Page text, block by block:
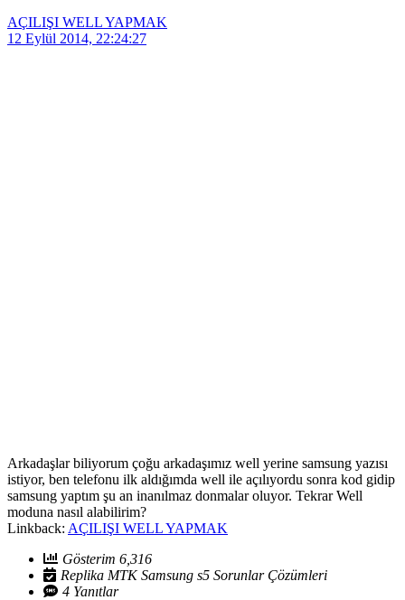
AÇILIŞI WELL YAPMAK
12 Eylül 2014, 22:24:27
Arkadaşlar biliyorum çoğu arkadaşımız well yerine samsung yazısı
istiyor, ben telefonu ilk aldığımda well ile açılıyordu sonra kod gidip
samsung yaptım şu an inanılmaz donmalar oluyor. Tekrar Well
moduna nasıl alabilirim?
Linkback: AÇILIŞI WELL YAPMAK
Gösterim 6,316
Replika MTK Samsung s5 Sorunlar Çözümleri
4 Yanıtlar